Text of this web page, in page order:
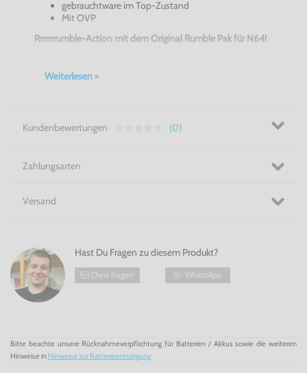
gebrauchtware im Top-Zustand
Mit OVP
Rrrrrrrumble-Action mit dem Original Rumble Pak für N64!
Nintendo 64 - jetzt bei Konsolenkost kaufen!
Weiterlesen >
Kundenbewertungen (0)
Zahlungsarten
Versand
Hast Du Fragen zu diesem Produkt?
Chris fragen WhatsApp
Bitte beachte unsere Rücknahmeverpflichtung für Batterien / Akkus sowie die weiteren
Hinweise in Hinweise zur Batterieentsorgung